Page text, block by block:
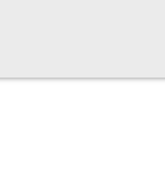
Jam był nie tylko